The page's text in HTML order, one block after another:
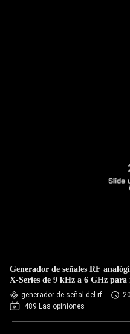
Generador de señales RF
X-Series de 9 kHz a 6 GHz para
generador de señal del rf
489 Las opiniones